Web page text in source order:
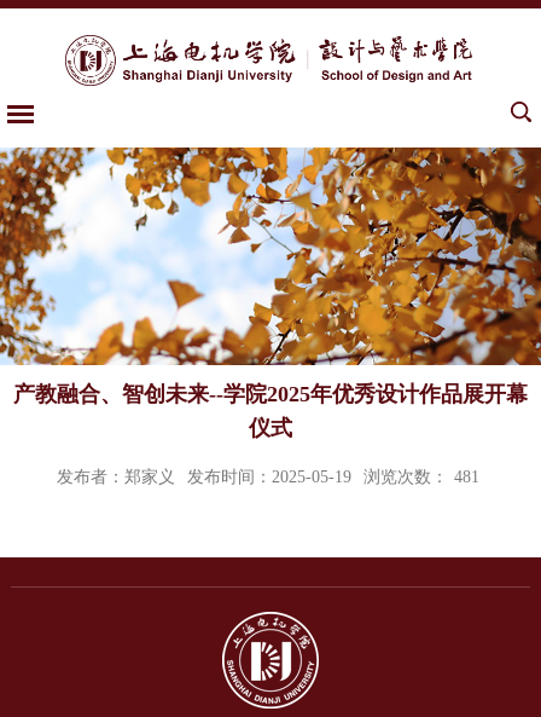
产教融合、智创未来--学院2025年优秀设计作品展开幕
仪式
发布者：郑家义 发布时间：2025-05-19 浏览次数： 481